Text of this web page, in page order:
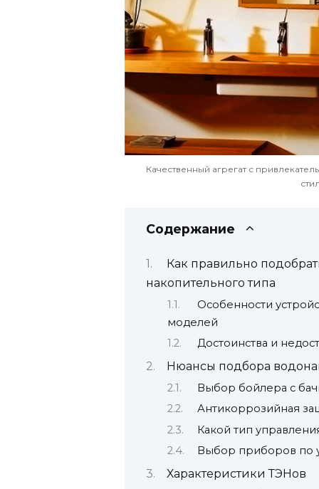
Качественный агрегат с
Содержание
Как правильно
накопительного типа
Особенности
моделей
Достоинства и
Нюансы подбора
Выбор бойлера с
Антикоррозийная
Какой тип
Выбор приборов по
Характеристики ТЭНов